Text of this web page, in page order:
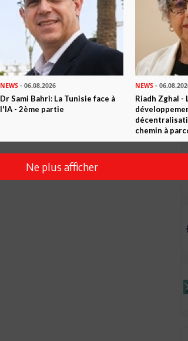
NEWS - 06.08.2026
Dr Sami Bahri: La Tunisie face à
l'IA - 2ème partie
NEWS-
Riadh Zghal -
chemin à
Ne plus afficher